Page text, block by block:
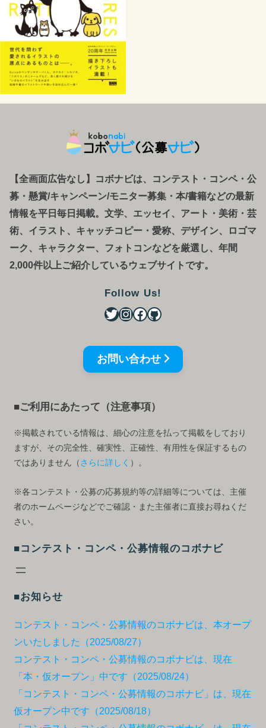
【全画面広告なし】コボナビは、コンテスト・コンペ・ 公
募 ・ 懸賞/キャンペーン/モニター募集・本/書籍などの最新
情報を平日毎日掲載。文学、エッセイ、アート・美術・芸
術、イラスト、キャッチコピー・愛称、デザイン、ロゴマ
ーク、キャラクター、フォトコンなどを厳選し、年間
2,000件以上ご紹介しているウェブサイトです。
Follow Us!
お問い合わせ
■ご利用にあたって（注意事項）
※掲載されている情報は、細心の注意を払って掲載をしており
ますが、その完全性、確実性、正確性、有用性を保証するもの
ではありません（ さらに詳しく ）。
※各コンテスト・公募の応募規約等の詳細等については、主催
者のホームページなどでご確認・また主催者に直接お尋ねくだ
さい。
■コンテスト・コンペ・公募情報のコボナビ
■お知らせ
コンテスト・コンペ・公募情報のコボナビは、本オープ
ンいたしました（2025/08/27）
コンテスト・コンペ・公募情報のコボナビは、現在
「本・仮オープン」中です（2025/08/24）
「コンテスト・コンペ・公募情報のコボナビ」は、現在
仮オープン中です（2025/08/18）